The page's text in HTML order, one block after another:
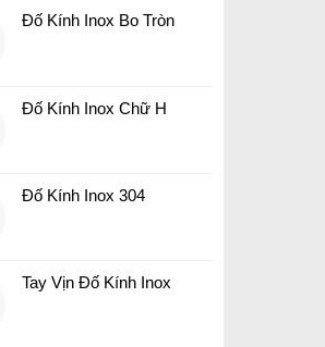
Đố Kính Inox Bo Tròn
Đố Kính Inox Chữ H
Đố Kính Inox 304
Tay Vịn Đố Kính Inox